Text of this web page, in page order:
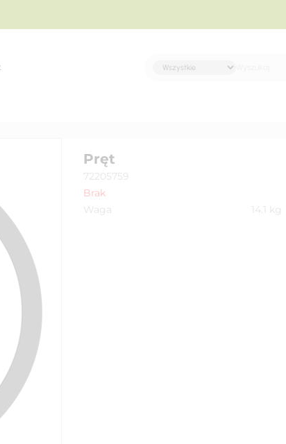
Pręt
72205759
Brak
Waga
14.1 kg